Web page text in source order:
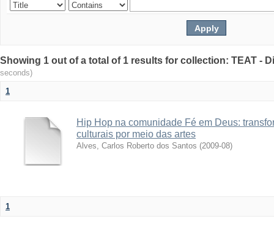
Showing 1 out of a total of 1 results for collection: TEAT -
seconds)
1
Hip Hop na comunidade Fé em Deus:
culturais por meio das artes
Alves, Carlos Roberto dos Santos (2009-08)
1